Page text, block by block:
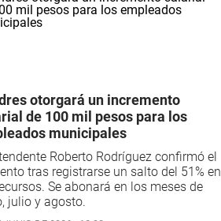
otorgará un incremento
de 100 mil pesos para los
municipales
Roberto Rodríguez confirmó el
tras registrarse un salto del 51% en
Se abonará en los meses de
julio y agosto.